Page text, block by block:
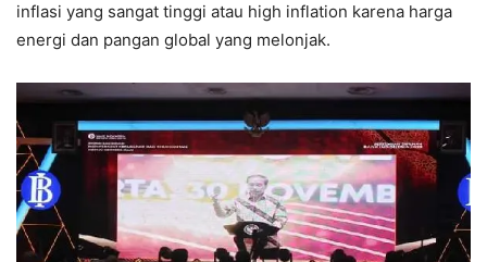
inflasi yang sangat tinggi atau high inflation karena harga
energi dan pangan global yang melonjak.